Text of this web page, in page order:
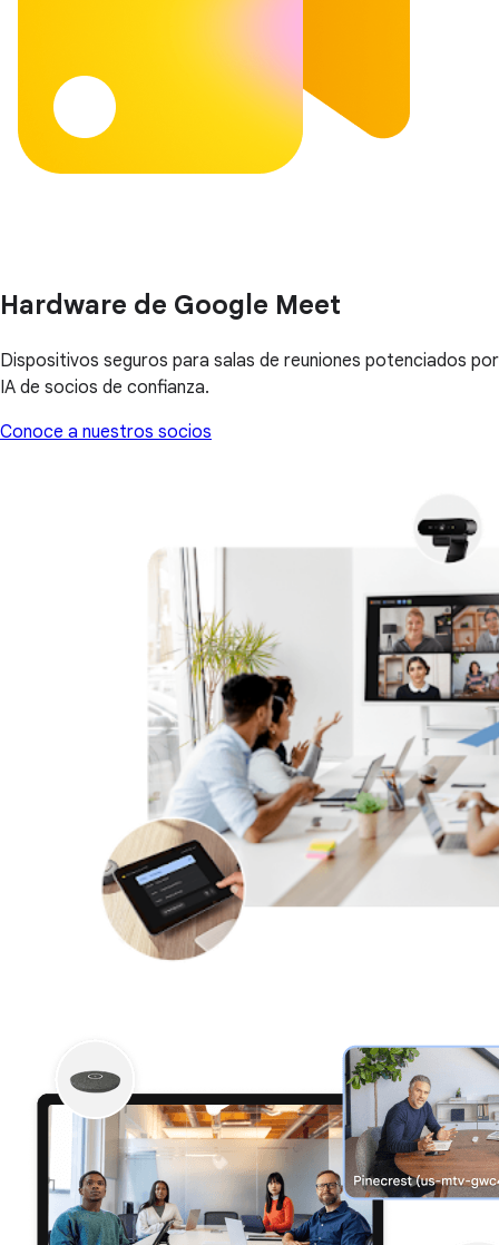
Hardware de Google Meet
Dispositivos seguros para salas de reuniones potenciados por
IA de socios de confianza.
Conoce a nuestros socios